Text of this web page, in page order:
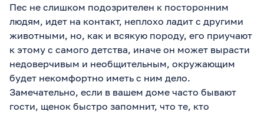
Пес не слишком подозрителен к посторонним
людям, идет на контакт, неплохо ладит с другими
животными, но, как и всякую породу, его приучают
к этому с самого детства, иначе он может вырасти
недоверчивым и необщительным, окружающим
будет некомфортно иметь с ним дело.
Замечательно, если в вашем доме часто бывают
гости, щенок быстро запомнит, что те, кто